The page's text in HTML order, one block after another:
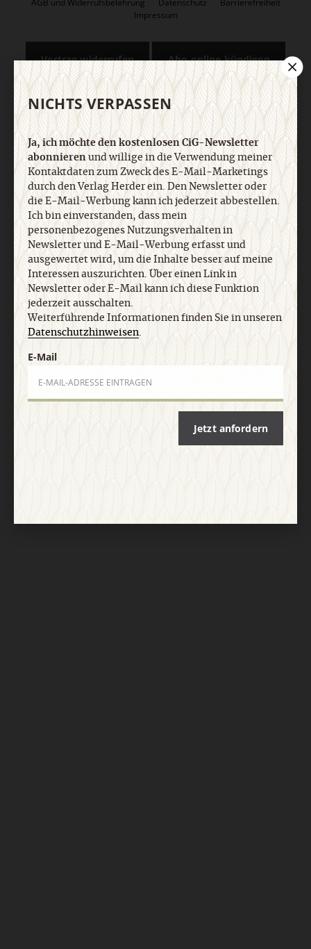
AGB und Widerrufsbelehrung Datenschutz
Barrierefreiheit
Impressum
Vertrag widerrufen Abo online kündigen
Nach oben
NICHTS VERPASSEN
Ja, ich möchte den kostenlosen CiG-Newsletter
abonnierenund willige in die Verwendung meiner
Kontaktdaten zum Zweck des E-Mail-Marketings
durch den Verlag Herder ein. Den Newsletter oder
die E-Mail-Werbung kann ich jederzeit abbestellen.
Ich bin einverstanden, dass mein
personenbezogenes Nutzungsverhalten in
Newsletter und E-Mail-Werbung erfasst und
ausgewertet wird, um die Inhalte besser auf meine
Interessen auszurichten. Über einen Link in
Newsletter oder E-Mail kann ich diese Funktion
jederzeit ausschalten.
Weiterführende Informationen finden Sie in unseren
Datenschutzhinweisen.
E-Mail
Jetzt anfordern